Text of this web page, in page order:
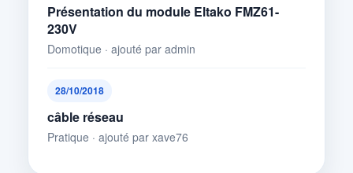
Présentation du module Eltako FMZ61-
230V
Domotique · ajouté par admin
28/10/2018
câble réseau
Pratique · ajouté par xave76